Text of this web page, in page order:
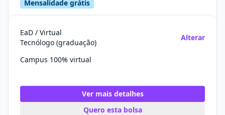
Mensalidade grátis
EaD / Virtual
Tecnólogo (graduação)
Alterar
Campus 100% virtual
Ver mais detalhes
Quero esta bolsa